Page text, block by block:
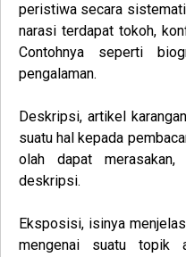
peristiwa secara
narasi terdapat tokoh,
Contohnya seperti
pengalaman.
Deskripsi, artikel
suatu hal kepada
olah dapat
deskripsi.
Eksposisi, isinya
mengenai suatu topik